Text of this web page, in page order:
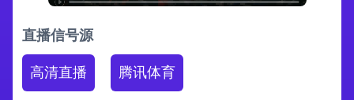
直播信号源
高清直播 腾讯体育